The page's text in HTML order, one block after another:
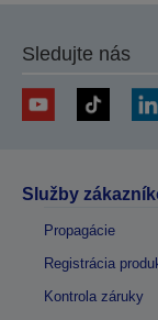
Sledujte nás
Služby
Propagácie
Registrácia
Kontrola záruky